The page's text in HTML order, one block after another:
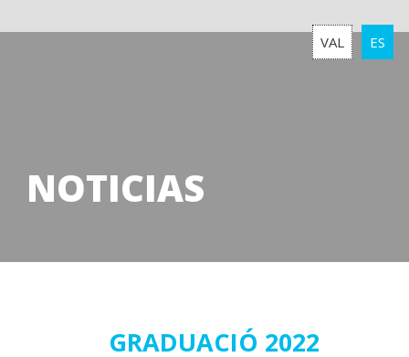
VAL ES
NOTICIAS
GRADUACIÓ 2022